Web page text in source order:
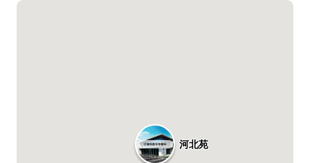
河北苑